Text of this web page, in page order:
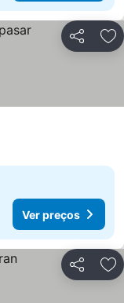
Partilhar
Ver preços
Partilhar